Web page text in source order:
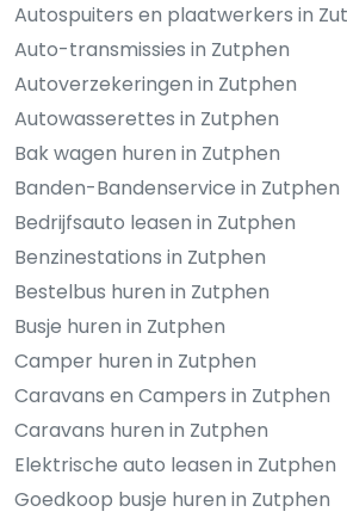
Autospuiters en plaatwerkers in
Auto-transmissies in Zutphen
Autoverzekeringen in Zutphen
Autowasserettes in Zutphen
Bak wagen huren in Zutphen
Banden-Bandenservice in Zutphen
Bedrijfsauto leasen in Zutphen
Benzinestations in Zutphen
Bestelbus huren in Zutphen
Busje huren in Zutphen
Camper huren in Zutphen
Caravans en Campers in Zutphen
Caravans huren in Zutphen
Elektrische auto leasen in Zutphen
Goedkoop busje huren in Zutphen